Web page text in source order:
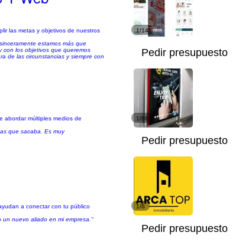
las metas y objetivos de nuestros
estamos más que
con los objetivos que queremos
de las circunstancias y siempre con
1/14
Pedir presupuesto
abordar múltiples medios de
que sacaba. Es muy
1/66
Pedir presupuesto
a conectar con tu público
nuevo aliado en mi empresa."
1/8
Pedir presupuesto